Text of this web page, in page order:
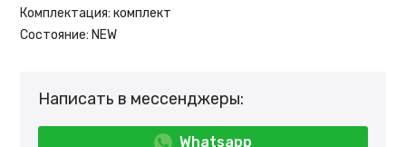
Комплектация: комплект
Состояние: NEW
Написать в мессенджеры:
Whatsapp